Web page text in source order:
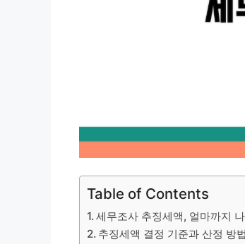
Table of Contents
세무조사 추징세액, 얼마까지
추징세액 결정 기준과 산정 방법